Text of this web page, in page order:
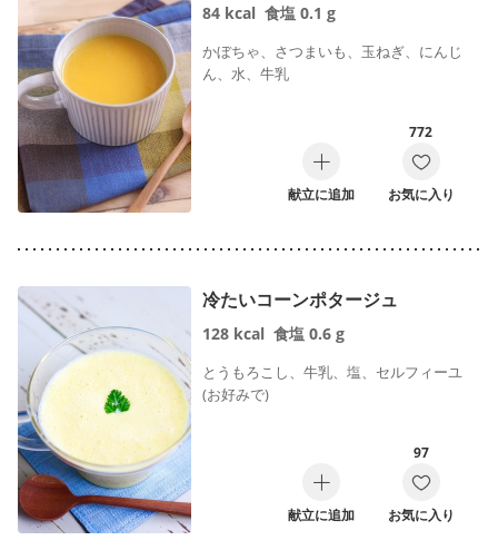
84 kcal 食塩 0.1 g
かぼちゃ、さつまいも、玉ねぎ、にんじ
ん、水、牛乳
献立に追加
772
お気に入り
冷たいコーンポタージュ
128 kcal 食塩 0.6 g
とうもろこし、牛乳、塩、セルフィーユ
(お好みで)
献立に追加
97
お気に入り